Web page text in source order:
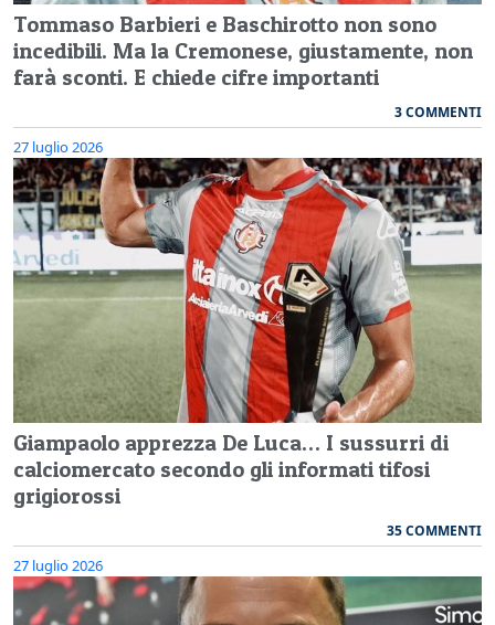
Tommaso Barbieri e Baschirotto non sono
incedibili. Ma la Cremonese, giustamente, non
farà sconti. E chiede cifre importanti
3 COMMENTI
27 luglio 2026
Giampaolo apprezza De Luca… I sussurri di
calciomercato secondo gli informati tifosi
grigiorossi
35 COMMENTI
27 luglio 2026